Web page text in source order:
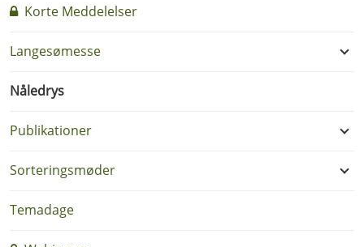
Korte Meddelelser
Langesømesse
Nåledrys
Publikationer
Sorteringsmøder
Temadage